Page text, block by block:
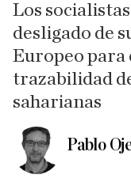
Los
desligado de
Europeo para
trazabilidad
saharianas
Pablo